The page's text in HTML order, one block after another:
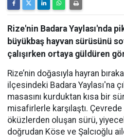
Rize'nin Badara Yaylası'nda
büyükbaş hayvan sürüsünü
çalışırken ortaya güldüren
Rize’nin doğasıyla hayran
ilçesindeki Badara Yaylası'na
masasını kurduktan kısa bir
misafirlerle karşılaştı.
öküzlerden oluşan sürü,
doğrudan Köse ve Şalcıoğlu